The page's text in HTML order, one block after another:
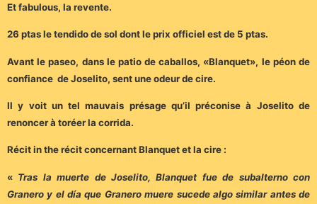
Et fabulous, la revente.
26 ptas le tendido de sol dont le prix officiel est de 5 ptas.
Avant le paseo, dans le patio de caballos, «Blanquet», le péon de
confiance de Joselito, sent une odeur de cire.
Il y voit un tel mauvais présage qu’il préconise à Joselito de
renoncer à toréer la corrida.
Récit in the récit concernant Blanquet et la cire :
« Tras la muerte de Joselito, Blanquet fue de subalterno con
Granero y el día que Granero muere sucede algo similar antes de